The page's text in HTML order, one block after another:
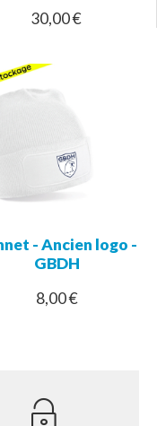
30,00 €
- Ancien logo -
GBDH
8,00 €